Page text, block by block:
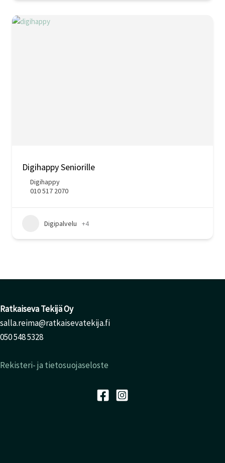
Digihappy Seniorille
Digihappy
010 517 2070
Digipalvelu +4
Ratkaiseva Tekijä Oy
salla.reima@ratkaisevatekija.fi
050 548 5328
Rekisteri- ja tietosuojaseloste